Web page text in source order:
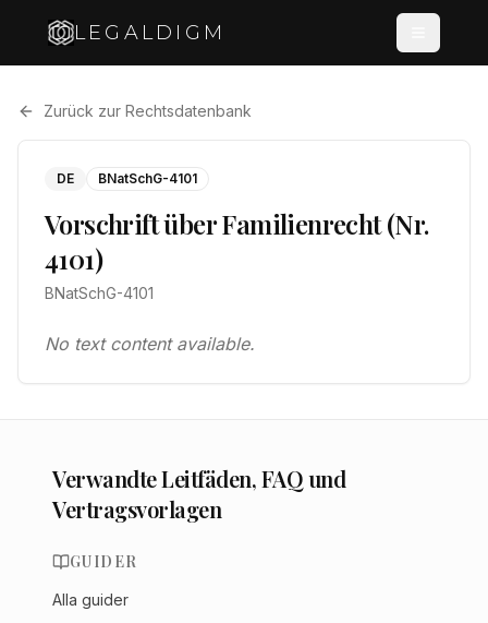
LEGALDIGM
Zurück zur Rechtsdatenbank
DE BNatSchG-4101
Vorschrift über Familienrecht (Nr.
4101)
BNatSchG-4101
No text content available.
Verwandte Leitfäden, FAQ und
Vertragsvorlagen
GUIDER
Alla guider